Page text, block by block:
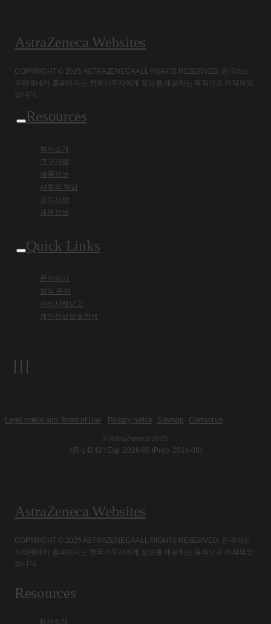
AstraZeneca Websites
COPYRIGHT © 2025 ASTRAZENECA ALL RIGHTS RESERVED. 한국아스
트라제네카 홈페이지는 한국거주자에게 정보를 제공하는 목적으로 제작되었
습니다.
Resources
회사소개
연구개발
제품정보
사회적 책임
공지사항
채용정보
Quick Links
문의하기
법적 문제
이상사례보고
개인정보보호정책
Legal notice and Terms of Use Privacy notice Sitemap Contact us
© AstraZeneca 2025
KR-14242 l Exp. 2026-08 (Prep. 2024-08)
AstraZeneca Websites
COPYRIGHT © 2025 ASTRAZENECA ALL RIGHTS RESERVED. 한국아스
트라제네카 홈페이지는 한국거주자에게 정보를 제공하는 목적으로 제작되었
습니다.
Resources
회사소개